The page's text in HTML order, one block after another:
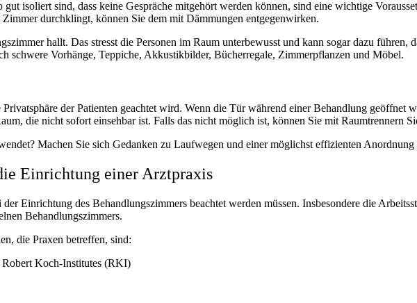
isoliert sind, dass keine Gespräche mitgehört werden können, sind eine wichtige
durchklingt, können Sie dem mit Dämmungen entgegenwirken.
hallt. Das stresst die Personen im Raum unterbewusst und kann sogar dazu
schwere Vorhänge, Teppiche, Akkustikbilder, Bücherregale, Zimmerpflanzen und Möbel.
der Patienten geachtet wird. Wenn die Tür während einer Behandlung geöffnet
die nicht sofort einsehbar ist. Falls das nicht möglich ist, können Sie mit Raumtrennern
Machen Sie sich Gedanken zu Laufwegen und einer möglichst effizienten Anordnung
Einrichtung einer Arztpraxis
Einrichtung des Behandlungszimmers beachtet werden müssen. Insbesondere die
Behandlungszimmers.
die Praxen betreffen, sind:
Koch-Institutes (RKI)